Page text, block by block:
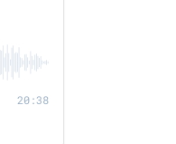
20:38